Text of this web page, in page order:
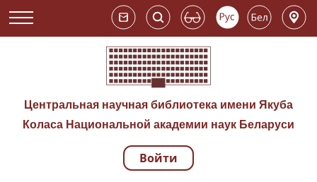
Центральная научная библиотека имени Якуба
Коласа Национальной академии наук Беларуси
Навигация по
Войти